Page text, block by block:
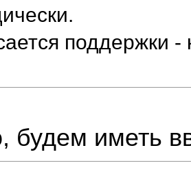
поддержки -
будем иметь